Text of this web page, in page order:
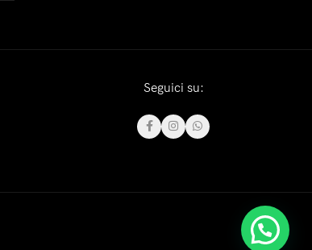
Seguici su: